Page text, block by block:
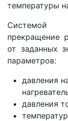
температуры
Системой
прекращение
от заданных
параметров:
давления
давления